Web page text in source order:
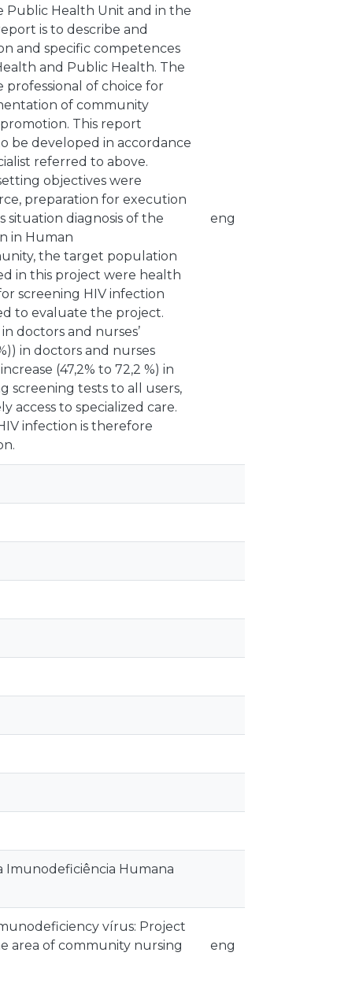
Public Health Unit and in the
is to describe and
and specific competences
and Public Health. The
professional of choice for
of community
This report
be developed in accordance
referred to above.
objectives were
preparation for execution
diagnosis of the
in Human
the target population
in this project were health
screening HIV infection
to evaluate the project.
doctors and nurses’
in doctors and nurses
(47,2% to 72,2 %) in
screening tests to all users,
access to specialized care.
infection is therefore
eng
Imunodeficiência Humana
vírus: Project
area of community nursing
eng